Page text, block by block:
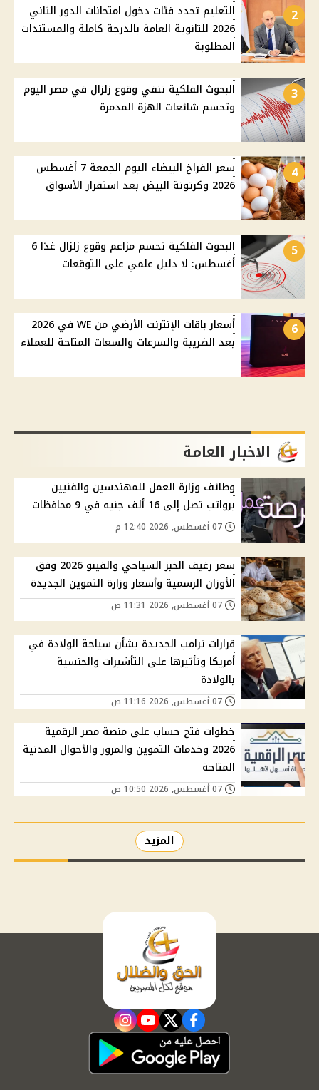
2
التعليم تحدد فئات دخول امتحانات الدور الثاني
2026 للثانوية العامة بالدرجة كاملة والمستندات
المطلوبة
3
البحوث الفلكية تنفي وقوع زلزال في مصر اليوم
وتحسم شائعات الهزة المدمرة
4
سعر الفراخ البيضاء اليوم الجمعة 7 أغسطس
2026 وكرتونة البيض بعد استقرار الأسواق
5
البحوث الفلكية تحسم مزاعم وقوع زلزال غدًا 6
أغسطس: لا دليل علمي على التوقعات
6
أسعار باقات الإنترنت الأرضي من WE في 2026
بعد الضريبة والسرعات والسعات المتاحة للعملاء
الاخبار العامة
وظائف وزارة العمل للمهندسين والفنيين
برواتب تصل إلى 16 ألف جنيه في 9 محافظات
سعر رغيف الخبز السياحي والفينو 2026 وفق
الأوزان الرسمية وأسعار وزارة التموين الجديدة
قرارات ترامب الجديدة بشأن سياحة الولادة في
أمريكا وتأثيرها على التأشيرات والجنسية
بالولادة
خطوات فتح حساب على منصة مصر الرقمية
2026 وخدمات التموين والمرور والأحوال المدنية
المتاحة
المزيد
facebook
twitter
youtube
instagram